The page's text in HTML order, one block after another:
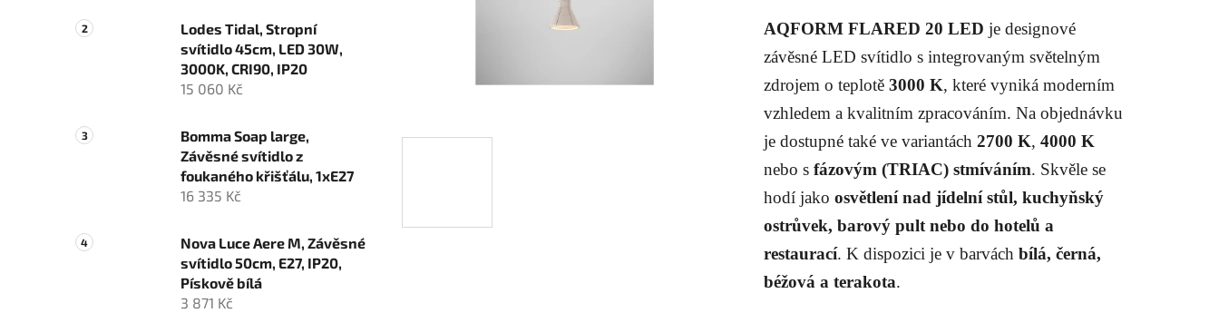
n
n
e
Lodes Tidal, Stropní
svítidlo 45cm, LED 30W,
3000K, CRI90, IP20
15 060 Kč
Bomma Soap large,
Závěsné svítidlo z
foukaného křišťálu, 1xE27
16 335 Kč
Nova Luce Aere M, Závěsné
svítidlo 50cm, E27, IP20,
Pískově bílá
3 871 Kč
je
0,0
z
AQFORM FLARED 20 LED je designové
závěsné LED svítidlo s integrovaným světelným
zdrojem o teplotě 3000 K, které vyniká moderním
vzhledem a kvalitním zpracováním. Na objednávku
je dostupné také ve variantách 2700 K, 4000 K
nebo s fázovým (TRIAC) stmíváním. Skvěle se
hodí jako osvětlení nad jídelní stůl, kuchyňský
ostrůvek, barový pult nebo do hotelů a
restaurací. K dispozici je v barvách bílá, černá,
béžová a terakota.